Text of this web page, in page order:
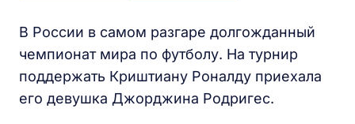
В России в самом разгаре долгожданный
чемпионат мира по футболу. На турнир
поддержать Криштиану Роналду приехала
его девушка Джорджина Родригес.